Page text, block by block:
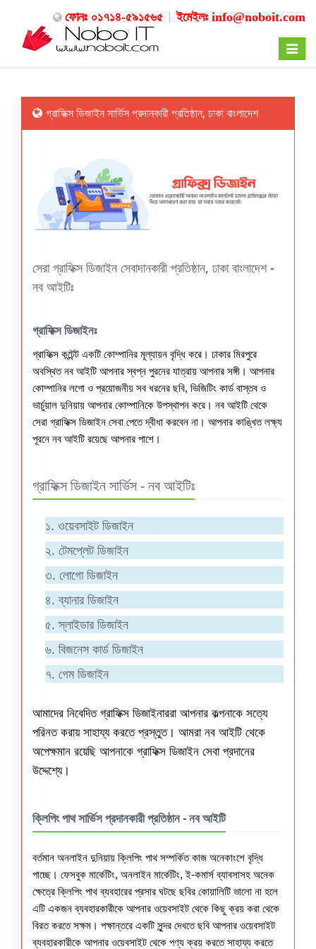
ফোনঃ ০১৭১৪-৫৯১৫৬৫ ইমেইলঃ info@noboit.com
Toggle
গ্রাফিক্স ডিজাইন সার্ভিস প্রদানকারী প্রতিষ্ঠান, ঢাকা বাংলাদেশ
সেরা গ্রাফিক্স ডিজাইন সেবাদানকারী প্রতিষ্ঠান, ঢাকা বাংলাদেশ -
নব আইটিঃ
গ্রাফিক্স ডিজাইনঃ
গ্রাফিক্স কন্টেন্ট একটি কোম্পানির মূল্যায়ন বৃদ্ধি করে। ঢাকার মিরপুরে
অবস্থিত নব আইটি আপনার স্বপ্ন পুরনের যাত্রায় আপনার সঙ্গী। আপনার
কোম্পানির লগো ও প্রয়োজনীয় সব ধরনের ছবি, ভিজিটিং কার্ড বাস্তব ও
ভার্চুয়াল দুনিয়ায় আপনার কোম্পানিকে উপস্থাপন করে। নব আইটি থেকে
সেরা গ্রাফিক্স ডিজাইন সেবা পেতে দ্বীধা করবেন না। আপনার কাঙ্খিত লক্ষ্য
পূরনে নব আইটি রয়েছে আপনার পাশে।
গ্রাফিক্স ডিজাইন সার্ভিস - নব আইটিঃ
১. ওয়েবসাইট ডিজাইন
২. টেমপ্লেট ডিজাইন
৩. লোগো ডিজাইন
৪. ব্যানার ডিজাইন
৫. স্লাইডার ডিজাইন
৬. বিজনেস কার্ড ডিজাইন
৭. গেম ডিজাইন
আমাদের নিবেদিত গ্রাফিক্স ডিজাইনাররা আপনার কল্পনাকে সত্যে
পরিনত করায় সাহায্য করতে প্রস্তুত। আমরা নব আইটি থেকে
অপেক্ষমান রয়েছি আপনাকে গ্রাফিক্স ডিজাইন সেবা প্রদানের
উদ্দেশ্যে।
ক্লিপিং পাথ সার্ভিস প্রদানকারী প্রতিষ্ঠান - নব আইটি
বর্তমান অনলাইন দুনিয়ায় ক্লিপিং পাথ সম্পর্কিত কাজ অনেকাংশে বৃদ্ধি
পাচ্ছে। ফেসবুক মার্কেটিং, অনলাইন মার্কেটিং, ই-কমার্স ব্যাবসাসহ অনেক
ক্ষেত্রে ক্লিপিং পাথ ব্যবহারের প্রসার ঘটছে ছবির কোয়ালিটি ভালো না হলে
এটি একজন ব্যবহারকারীকে আপনার ওয়েবসাইট থেকে কিছু ক্রয় করা থেকে
বিরত করতে সক্ষম। পক্ষান্তরে একটি সুন্দর দেখতে ছবি আপনার ওয়েবসাইট
ব্যবহারকারীকে আপনার ওয়েবসাইট থেকে পণ্য ক্রয় করতে সাহায্য করতে